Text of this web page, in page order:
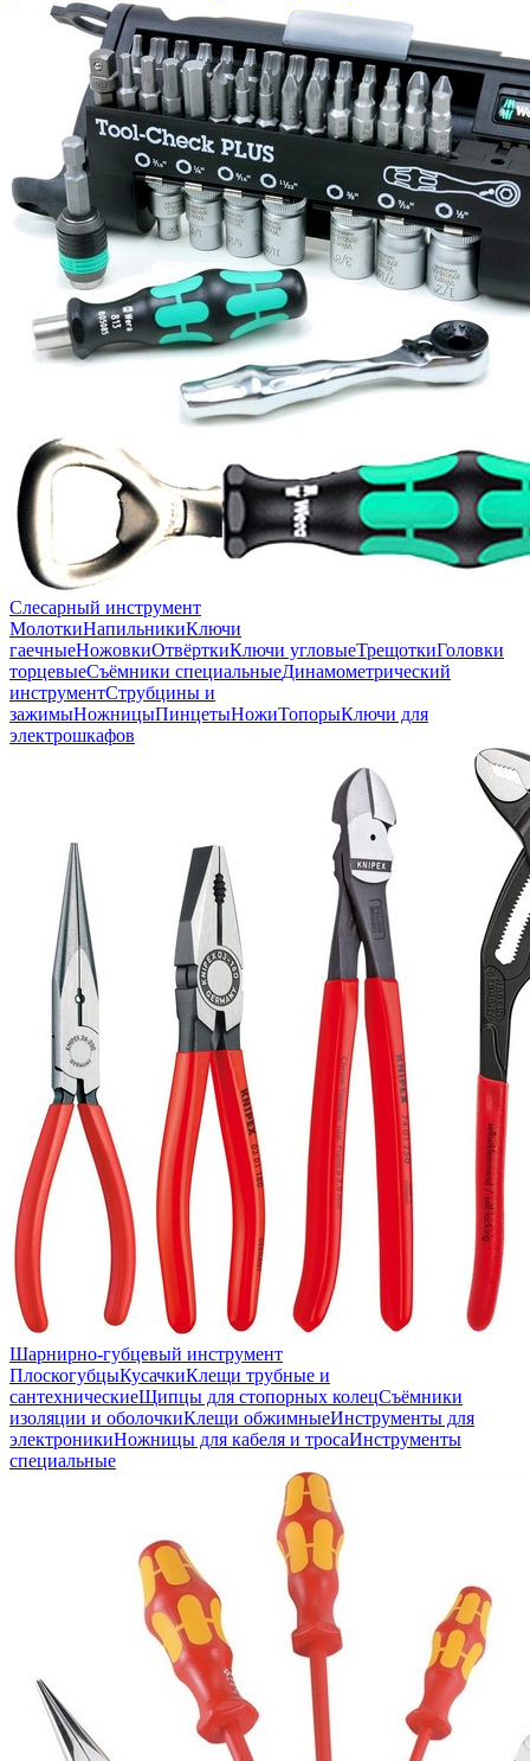
Слесарный инструмент
МолоткиНапильникиКлючи
гаечныеНожовкиОтвёрткиКлючи угловыеТрещоткиГоловки
торцевыеСъёмники специальныеДинамометрический
инструментСтрубцины и
зажимыНожницыПинцетыНожиТопорыКлючи для
электрошкафов
Шарнирно-губцевый инструмент
ПлоскогубцыКусачкиКлещи трубные и
сантехническиеЩипцы для стопорных колецСъёмники
изоляции и оболочкиКлещи обжимныеИнструменты для
электроникиНожницы для кабеля и тросаИнструменты
специальные